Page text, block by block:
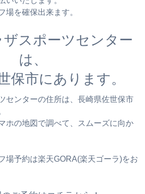
場を確保出来ます。
ザスポーツセンター
は、
保市にあります。
センターの住所は、長崎県佐世保市
ホの地図で調べて、スムーズに向か
場予約は楽天GORA(楽天ゴーラ)をお